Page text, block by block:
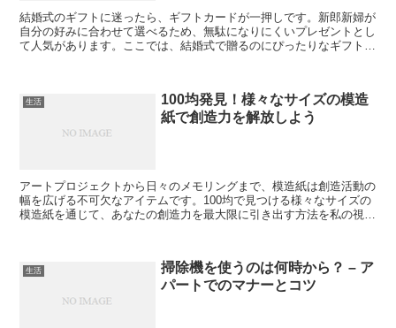
結婚式のギフトに迷ったら、ギフトカードが一押しです。新郎新婦が
自分の好みに合わせて選べるため、無駄になりにくいプレゼントとし
て人気があります。ここでは、結婚式で贈るのにぴったりなギフトカ
生活
100均発見！様々なサイズの模造
紙で創造力を解放しよう
アートプロジェクトから日々のメモリングまで、模造紙は創造活動の
幅を広げる不可欠なアイテムです。100均で見つける様々なサイズの
模造紙を通じて、あなたの創造力を最大限に引き出す方法を私の視点
生活
掃除機を使うのは何時から？ – ア
パートでのマナーとコツ